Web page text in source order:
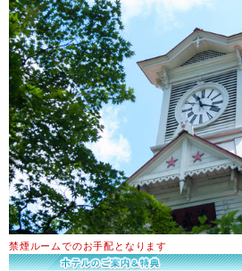
禁煙ルームでのお手配となります